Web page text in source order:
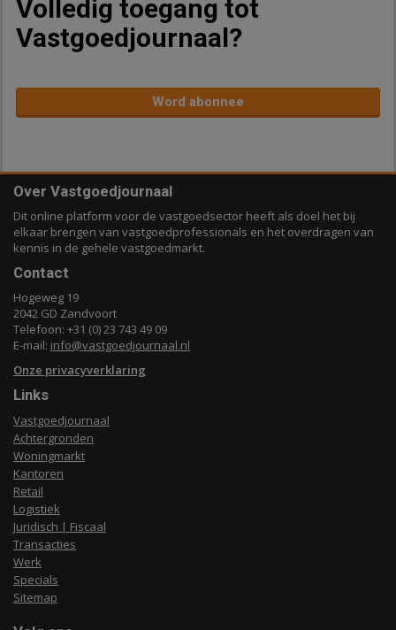
Volledig toegang tot
Vastgoedjournaal?
Word abonnee
Over Vastgoedjournaal
Dit online platform voor de vastgoedsector heeft als doel het bij
elkaar brengen van vastgoedprofessionals en het overdragen van
kennis in de gehele vastgoedmarkt.
Contact
Hogeweg 19
2042 GD Zandvoort
Telefoon: +31 (0) 23 743 49 09
E-mail: info@vastgoedjournaal.nl
Onze privacyverklaring
Links
Vastgoedjournaal
Achtergronden
Woningmarkt
Kantoren
Retail
Logistiek
Juridisch | Fiscaal
Transacties
Werk
Specials
Sitemap